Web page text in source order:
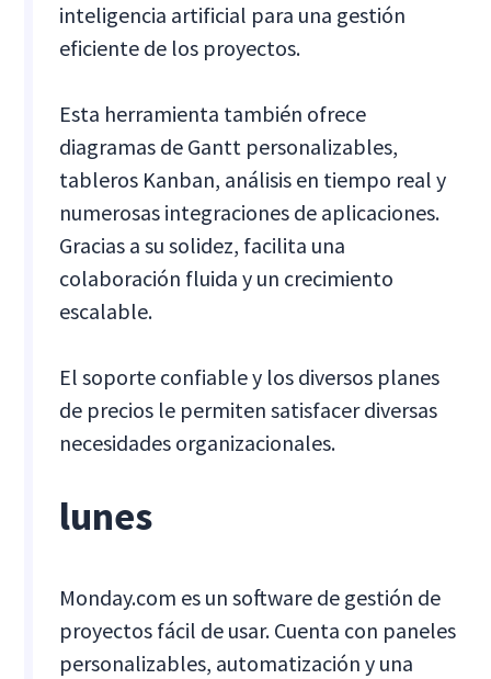
inteligencia artificial para una gestión
eficiente de los proyectos.
Esta herramienta también ofrece
diagramas de Gantt personalizables,
tableros Kanban, análisis en tiempo real y
numerosas integraciones de aplicaciones.
Gracias a su solidez, facilita una
colaboración fluida y un crecimiento
escalable.
El soporte confiable y los diversos planes
de precios le permiten satisfacer diversas
necesidades organizacionales.
lunes
Monday.com es un software de gestión de
proyectos fácil de usar. Cuenta con paneles
personalizables, automatización y una